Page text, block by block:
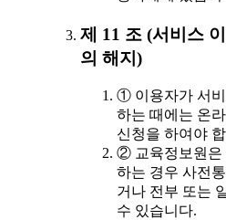
제 11 조 (서비스
의 해지)
① 이용자가 서
하는 때에는 온
신청을 하여야
② 교육정보원은
하는 경우 사전
거나 전부 또는
수 있습니다.